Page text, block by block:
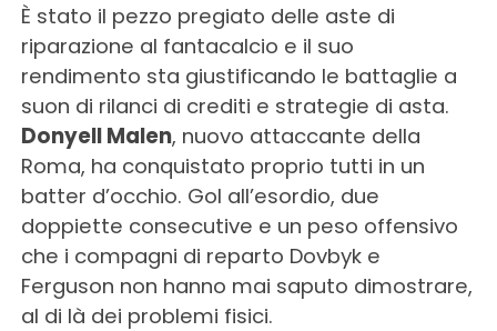
È stato il pezzo pregiato delle aste di
riparazione al fantacalcio e il suo
rendimento sta giustificando le battaglie a
suon di rilanci di crediti e strategie di asta.
Donyell Malen, nuovo attaccante della
Roma, ha conquistato proprio tutti in un
batter d’occhio. Gol all’esordio, due
doppiette consecutive e un peso offensivo
che i compagni di reparto Dovbyk e
Ferguson non hanno mai saputo dimostrare,
al di là dei problemi fisici.